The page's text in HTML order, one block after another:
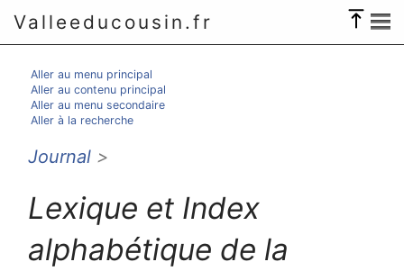
Valleeducousin.fr
Aller au menu principal
Aller au contenu principal
Aller au menu secondaire
Aller à la recherche
Journal >
Lexique et Index
alphabétique de la